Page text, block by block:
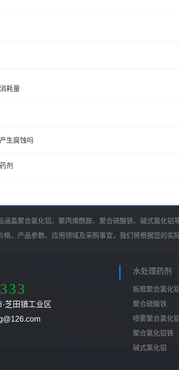
耗量
生腐蚀吗
剂
盖聚合氯化铝、聚丙烯酰胺、聚合硫酸铁、碱式氯化
、产品参数、应用领域及采购事宜，我们将根据您的实
芝田镇工业区
水处理药剂
板框聚合氯化
聚合硫酸铁
喷雾聚合氯化
聚合氯化铝铁
碱式氯化铝